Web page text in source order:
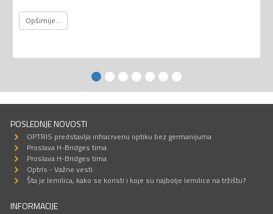
Opširnije...
POSLEDNJE NOVOSTI
OPTRIS predstavlja infracrvenu optiku bez germanijuma
Proslava H-Bridges tima
Proslava H-Bridges tima
Optris - Važne vesti
Šta je lemilica, kako se koristi i koje su najbolje lemilice na tržištu?
INFORMACIJE